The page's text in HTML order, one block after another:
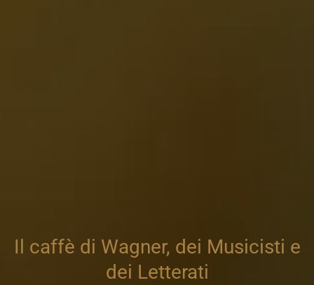
Il caffè di Wagner, dei Musicisti e
dei Letterati